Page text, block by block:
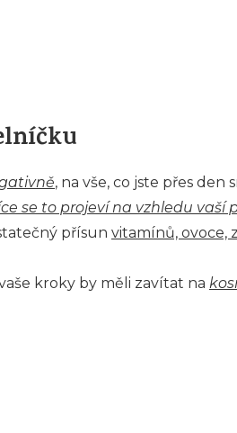
, na vše, co jste přes den
se to projeví na vzhledu vaší
přísun vitamínů, ovoce,
kroky by měli zavítat na